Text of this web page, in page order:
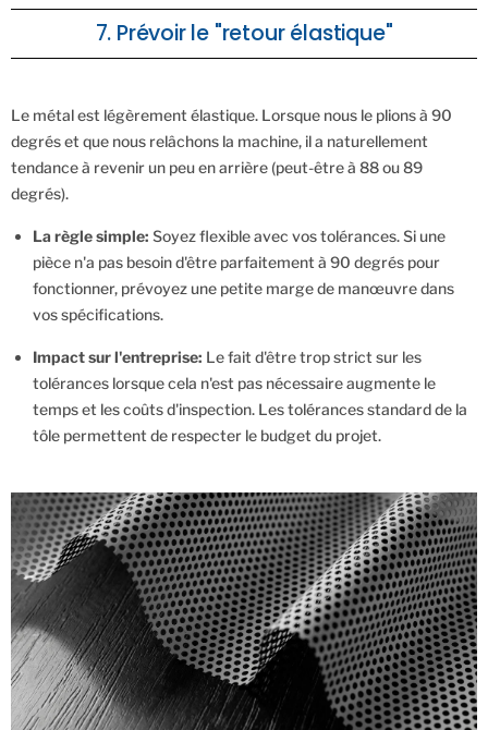
7. Prévoir le "retour élastique"
Le métal est légèrement élastique. Lorsque nous le plions à 90
degrés et que nous relâchons la machine, il a naturellement
tendance à revenir un peu en arrière (peut-être à 88 ou 89
degrés).
La règle simple: Soyez flexible avec vos tolérances. Si une
pièce n'a pas besoin d'être parfaitement à 90 degrés pour
fonctionner, prévoyez une petite marge de manœuvre dans
vos spécifications.
Impact sur l'entreprise: Le fait d'être trop strict sur les
tolérances lorsque cela n'est pas nécessaire augmente le
temps et les coûts d'inspection. Les tolérances standard de la
tôle permettent de respecter le budget du projet.